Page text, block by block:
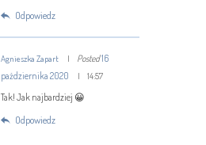
Odpowiedz
Agnieszka Zapart Posted16
października 2020
14:57
Tak! Jak najbardziej 😀
Odpowiedz